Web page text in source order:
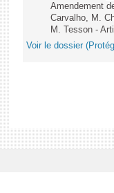
Amendement
Carvalho, M.
M. Tesson -
Voir le dossier